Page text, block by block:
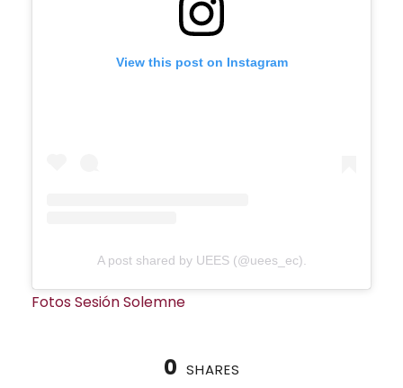
View this post on Instagram
A post shared by UEES (@uees_ec).
Fotos Sesión Solemne
0 SHARES